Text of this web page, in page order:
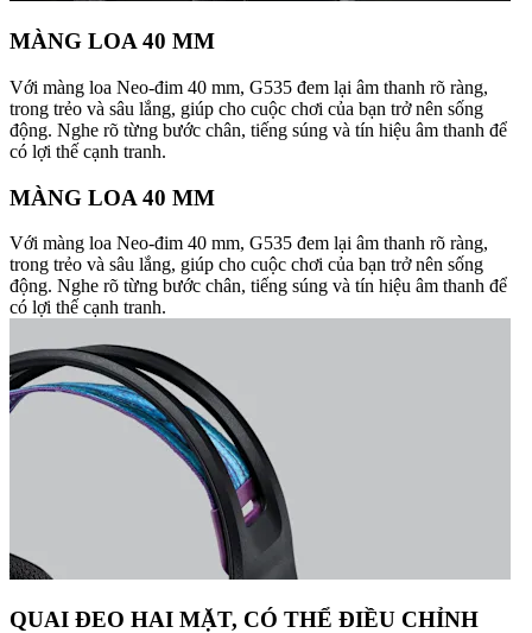
MÀNG LOA 40 MM
Với màng loa Neo-đim 40 mm, G535 đem lại âm thanh rõ ràng,
trong trẻo và sâu lắng, giúp cho cuộc chơi của bạn trở nên sống
động. Nghe rõ từng bước chân, tiếng súng và tín hiệu âm thanh để
có lợi thế cạnh tranh.
MÀNG LOA 40 MM
Với màng loa Neo-đim 40 mm, G535 đem lại âm thanh rõ ràng,
trong trẻo và sâu lắng, giúp cho cuộc chơi của bạn trở nên sống
động. Nghe rõ từng bước chân, tiếng súng và tín hiệu âm thanh để
có lợi thế cạnh tranh.
QUAI ĐEO HAI MẶT, CÓ THỂ ĐIỀU CHỈNH